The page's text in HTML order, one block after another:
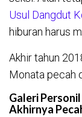
Usul Dangdut
hiburan harus
Akhir tahun
Monata pecah
Galeri
Akhirnya